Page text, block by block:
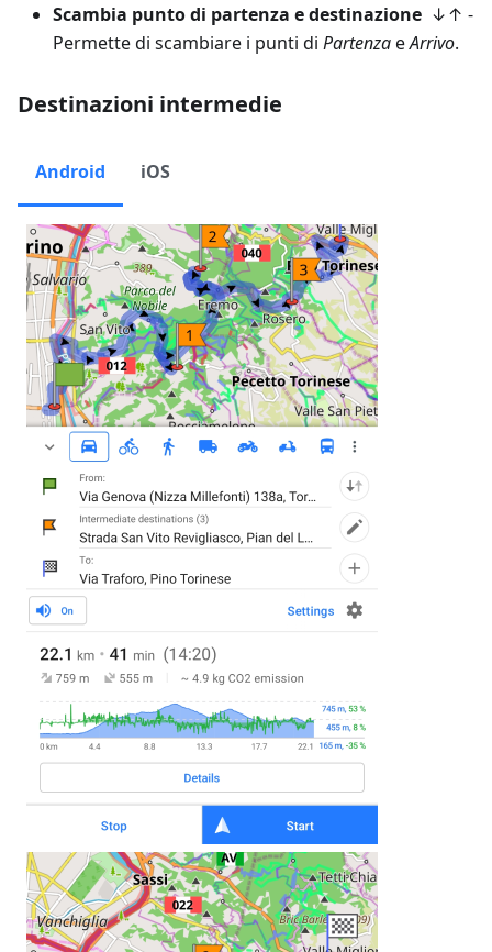
Scambia punto di partenza e destinazione ↓↑ -
Permette di scambiare i punti di PartenzaeArrivo.
Destinazioni intermedie
Android iOS